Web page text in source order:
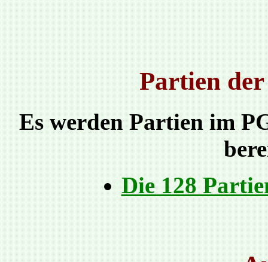
Partien
Es werden Partien im
Die 128